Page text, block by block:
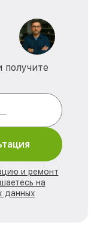
и ремонт
на
данных